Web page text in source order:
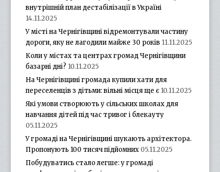
внутрішній план дестабілізації в Україні
14.11.2025
У місті на Чернігівщині відремонтували частину
дороги, яку не лагодили майже 30 років 11.11.2025
Коли у містах та центрах громад Чернігівщини
базарні дні? 10.11.2025
На Чернігівщині громада купили хати для
переселенців з дітьми: вільні місця ще є 10.11.2025
Які умови створюють у сільських школах для
навчання дітей під час тривог і блекауту
05.11.2025
У громаді на Чернігівщині шукають архітектора.
Пропонують 100 тисяч підйомних 05.11.2025
Побудуватись стало легше: у громаді